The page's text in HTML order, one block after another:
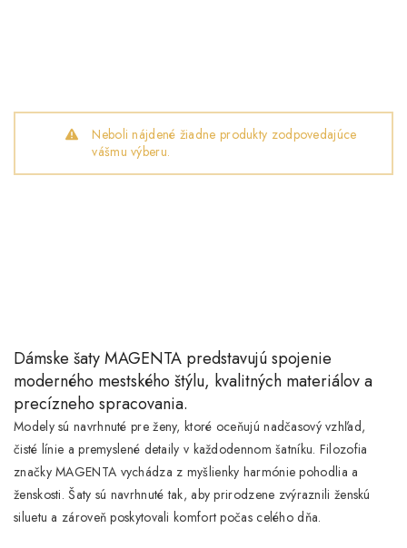
Neboli nájdené žiadne produkty zodpovedajúce
vášmu výberu.
Dámske šaty MAGENTA predstavujú spojenie
moderného mestského štýlu, kvalitných materiálov a
precízneho spracovania.
Modely sú navrhnuté pre ženy, ktoré oceňujú nadčasový vzhľad,
čisté línie a premyslené detaily v každodennom šatníku. Filozofia
značky MAGENTA vychádza z myšlienky harmónie pohodlia a
ženskosti. Šaty sú navrhnuté tak, aby prirodzene zvýraznili ženskú
siluetu a zároveň poskytovali komfort počas celého dňa.